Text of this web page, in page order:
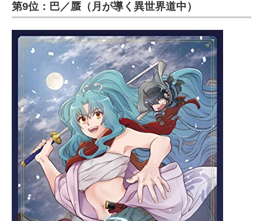
第9位：巴／蜃（月が導く異世界道中）